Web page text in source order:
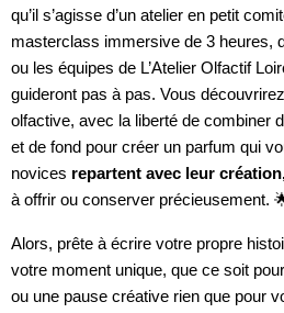
qu’il s’agisse d’un atelier en petit
masterclass immersive de 3 heures,
ou les équipes de L’Atelier Olfactif
guideront pas à pas. Vous
olfactive, avec la liberté de combiner
et de fond pour créer un parfum qui
novices repartent avec leur
à offrir ou conserver précieusement.
Alors, prête à écrire votre propre
votre moment unique, que ce soit
ou une pause créative rien que pour